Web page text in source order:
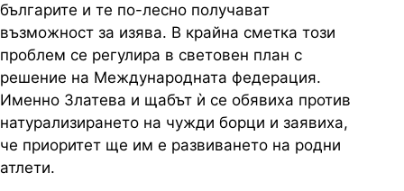
българите и те по-лесно получават
възможност за изява. В крайна сметка този
проблем се регулира в световен план с
решение на Международната федерация.
Именно Златева и щабът ѝ се обявиха против
натурализирането на чужди борци и заявиха,
че приоритет ще им е развиването на родни
атлети.